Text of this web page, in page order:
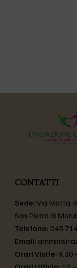
CONTATTI
Sede: Via Motta,
San Pietro di
Telefono: 045
Email:
Orari Visite: 9.30